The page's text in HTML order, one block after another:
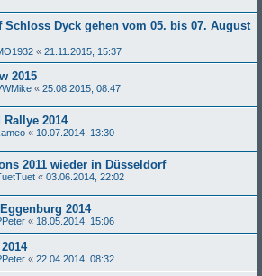
Schloss Dyck gehen vom 05. bis 07. August
« 21.11.2015, 15:37
2015
« 25.08.2015, 08:47
2014
« 10.07.2014, 13:30
2011 wieder in Düsseldorf
« 03.06.2014, 22:02
2014
« 18.05.2014, 15:06
« 22.04.2014, 08:32